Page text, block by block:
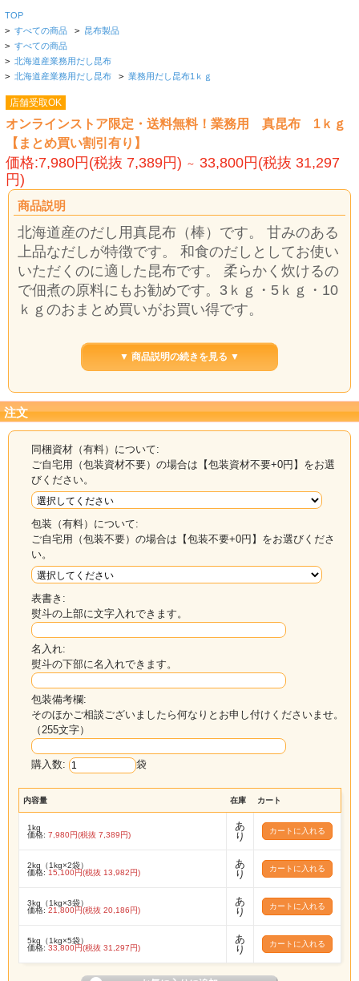
TOP
> すべての商品 > 昆布製品
> すべての商品
> 北海道産業務用だし昆布
> 北海道産業務用だし昆布 > 業務用だし昆布1ｋｇ
店舗受取OK
オンラインストア限定・送料無料！業務用 真昆布 1ｋｇ
【まとめ買い割引有り】
価格:7,980円(税抜 7,389円) ～ 33,800円(税抜 31,297
円)
商品説明
北海道産のだし用真昆布（棒）です。 甘みのある
上品なだしが特徴です。 和食のだしとしてお使い
いただくのに適した昆布です。 柔らかく炊けるの
で佃煮の原料にもお勧めです。3ｋｇ・5ｋｇ・10
ｋｇのおまとめ買いがお買い得です。
＊カートに必要数を入れていただければ割引が表
示されます。
＊2025年1月より業務用だし昆布は価格が変更に
なっております。ご確認の受けご購入ください。
＊大変お買い得な切り落としの真昆布を新しくご
用意いたしましたので、合わせてご検討くださ
い。
北海道産真昆布切り落とし1ｋｇ5980円～のご注
文はコチラから
▼ 商品説明の続きを見る ▼
注文
同梱資材（有料）について:
ご自宅用（包装資材不要）の場合は【包装資材不要+0円】をお選
びください。
包装（有料）について:
ご自宅用（包装不要）の場合は【包装不要+0円】をお選びくださ
い。
表書き:
熨斗の上部に文字入れできます。
名入れ:
熨斗の下部に名入れできます。
包装備考欄:
そのほかご相談ございましたら何なりとお申し付けくださいませ。
（255文字）
購入数: 袋
内容量 在庫 カート
1kg
価格: 7,980円(税抜 7,389円)
あ
り
2kg（1kg×2袋）
価格:15,100円(税抜 13,982円)
あ
り
3kg（1kg×3袋）
価格:21,800円(税抜 20,186円)
あ
り
5kg（1kg×5袋）
価格:33,800円(税抜 31,297円)
あ
り